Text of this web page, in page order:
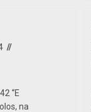
“E
na